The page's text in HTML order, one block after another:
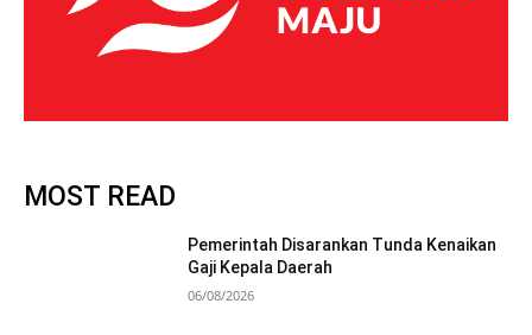
MOST READ
Pemerintah Disarankan Tunda Kenaikan
Gaji Kepala Daerah
06/08/2026